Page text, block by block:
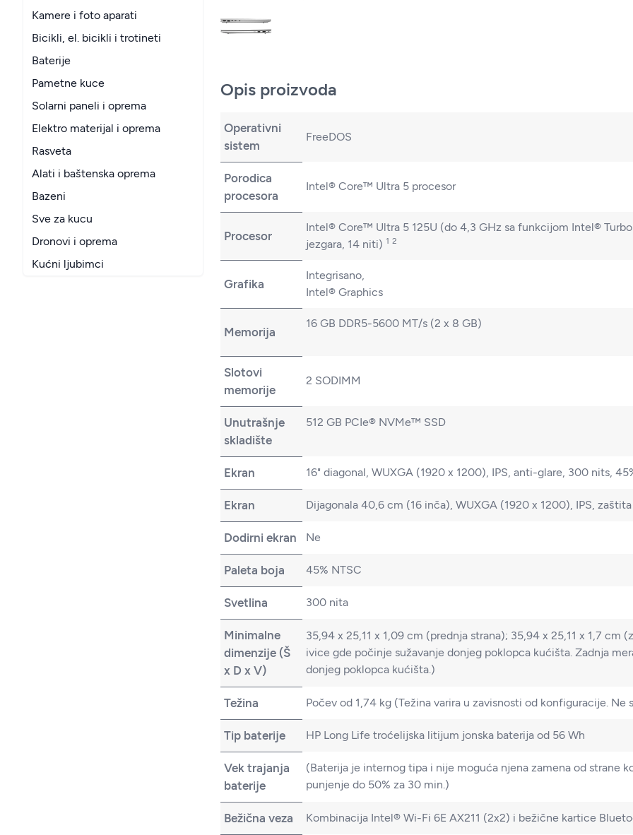
Kamere i foto aparati
Bicikli, el. bicikli i trotineti
Baterije
Pametne kuce
Solarni paneli i oprema
Elektro materijal i oprema
Rasveta
Alati i baštenska oprema
Bazeni
Sve za kucu
Dronovi i oprema
Kućni ljubimci
Opis proizvoda
Operativni
sistem
FreeDOS
Porodica
procesora
Intel® Core™ Ultra 5 procesor
Procesor
Intel® Core™ Ultra 5 125U (do 4,3 GHz sa funkcijom Intel®
jezgara, 14 niti) 1 2
Grafika
Integrisano,
Intel® Graphics
Memorija
16 GB DDR5-5600 MT/s (2 x 8 GB)
Slotovi
memorije
2 SODIMM
Unutrašnje
skladište
512 GB PCIe® NVMe™ SSD
Ekran 16" diagonal, WUXGA (1920 x 1200), IPS, anti-glare, 300 nits,
Ekran Dijagonala 40,6 cm (16 inča), WUXGA (1920 x 1200), IPS,
Dodirni ekran Ne
Paleta boja 45% NTSC
Svetlina 300 nita
Minimalne
dimenzije (Š
x D x V)
35,94 x 25,11 x 1,09 cm (prednja strana); 35,94 x 25,11 x 1,7 cm
ivice gde počinje sužavanje donjeg poklopca kućišta. Zadnja
donjeg poklopca kućišta.)
Težina Počev od 1,74 kg (Težina varira u zavisnosti od konfiguracije. Ne
Tip baterije HP Long Life troćelijska litijum jonska baterija od 56 Wh
Vek trajanja
baterije
(Baterija je internog tipa i nije moguća njena zamena od strane
punjenje do 50% za 30 min.)
Bežična veza Kombinacija Intel® Wi-Fi 6E AX211 (2x2) i bežične kartice